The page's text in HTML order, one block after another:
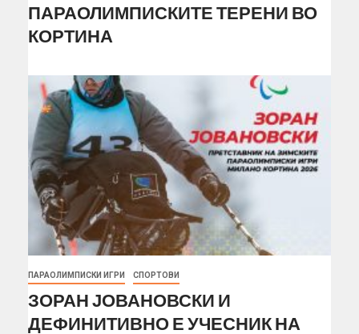
ПАРАОЛИМПИСКИТЕ ТЕРЕНИ ВО
КОРТИНА
ПАРАОЛИМПИСКИ ИГРИ СПОРТОВИ
ЗОРАН ЈОВАНОВСКИ И
ДЕФИНИТИВНО Е УЧЕСНИК НА